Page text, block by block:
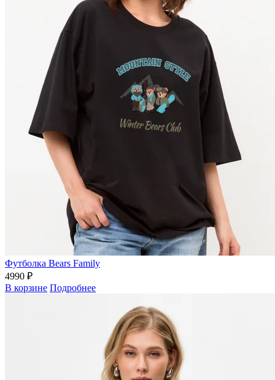
Футболка Bears Family
4990 ₽
В корзине Подробнее